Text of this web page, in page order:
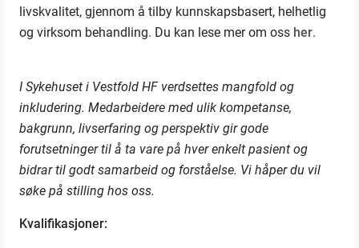
livskvalitet, gjennom å tilby kunnskapsbasert, helhetlig
og virksom behandling. Du kan lese mer om oss her.
I Sykehuset i Vestfold HF verdsettes mangfold og
inkludering. Medarbeidere med ulik kompetanse,
bakgrunn, livserfaring og perspektiv gir gode
forutsetninger til å ta vare på hver enkelt pasient og
bidrar til godt samarbeid og forståelse. Vi håper du vil
søke på stilling hos oss.
Kvalifikasjoner: